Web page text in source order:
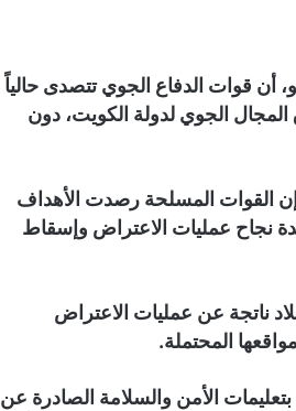
الأركان العامة للجيش الكويتي فجر اليوم الخميس 28 مايو، أن قوات الدفاع الجوي تتصدى حالياً
الجوي لدولة الكويت، دون
إن القوات المسلحة رصدت الأهداف
نجاح عمليات الاعتراض وإسقاط
ناتجة عن عمليات الاعتراض
المحتملة.
بتعليمات الأمن والسلامة الصادرة عن